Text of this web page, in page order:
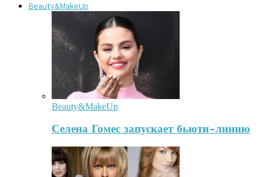
Beauty&MakeUp
Beauty&MakeUp
Селена Гомес запускает бьюти-линию